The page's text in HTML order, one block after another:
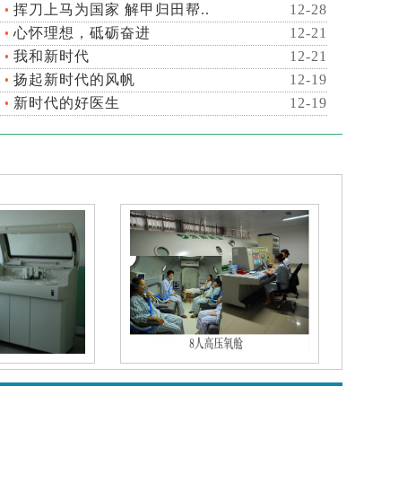
挥刀上马为国家 解甲归田帮..
12-28
心怀理想，砥砺奋进
12-21
我和新时代
12-21
扬起新时代的风帆
12-19
新时代的好医生
12-19